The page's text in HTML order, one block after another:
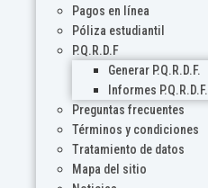
Pagos en línea
Póliza estudiantil
P.Q.R.D.F
Generar P.Q.R.D.F.
Informes P.Q.R.D.F.
Preguntas frecuentes
Términos y condiciones
Tratamiento de datos
Mapa del sitio